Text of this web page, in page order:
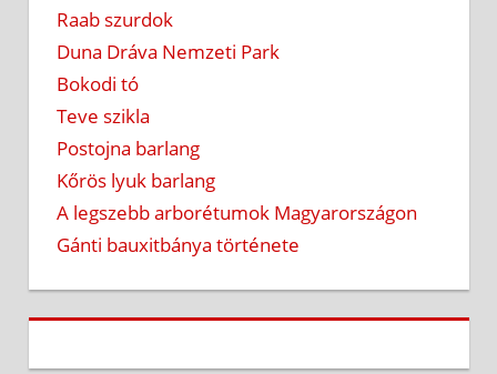
Raab szurdok
Duna Dráva Nemzeti Park
Bokodi tó
Teve szikla
Postojna barlang
Kőrös lyuk barlang
A legszebb arborétumok Magyarországon
Gánti bauxitbánya története